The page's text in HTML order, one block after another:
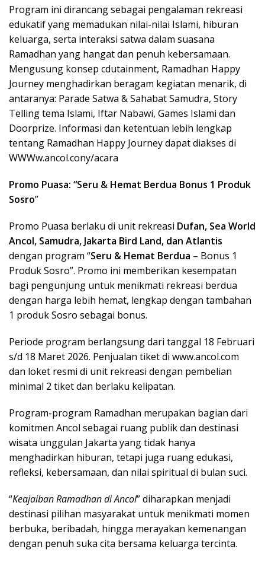
Program ini dirancang sebagai pengalaman rekreasi
edukatif yang memadukan nilai-nilai Islami, hiburan
keluarga, serta interaksi satwa dalam suasana
Ramadhan yang hangat dan penuh kebersamaan.
Mengusung konsep cdutainment, Ramadhan Happy
Journey menghadirkan beragam kegiatan menarik, di
antaranya: Parade Satwa & Sahabat Samudra, Story
Telling tema Islami, Iftar Nabawi, Games Islami dan
Doorprize. Informasi dan ketentuan lebih lengkap
tentang Ramadhan Happy Journey dapat diakses di
WWWw.ancol.cony/acara
Promo Puasa: “Seru & Hemat Berdua Bonus 1 Produk
Sosro”
Promo Puasa berlaku di unit rekreasi Dufan, Sea World
Ancol, Samudra, Jakarta Bird Land, dan Atlantis
dengan program “Seru & Hemat Berdua – Bonus 1
Produk Sosro”. Promo ini memberikan kesempatan
bagi pengunjung untuk menikmati rekreasi berdua
dengan harga lebih hemat, lengkap dengan tambahan
1 produk Sosro sebagai bonus.
Periode program berlangsung dari tanggal 18 Februari
s/d 18 Maret 2026. Penjualan tiket di www.ancol.com
dan loket resmi di unit rekreasi dengan pembelian
minimal 2 tiket dan berlaku kelipatan.
Program-program Ramadhan merupakan bagian dari
komitmen Ancol sebagai ruang publik dan destinasi
wisata unggulan Jakarta yang tidak hanya
menghadirkan hiburan, tetapi juga ruang edukasi,
refleksi, kebersamaan, dan nilai spiritual di bulan suci.
“Keajaiban Ramadhan di Ancol” diharapkan menjadi
destinasi pilihan masyarakat untuk menikmati momen
berbuka, beribadah, hingga merayakan kemenangan
dengan penuh suka cita bersama keluarga tercinta.